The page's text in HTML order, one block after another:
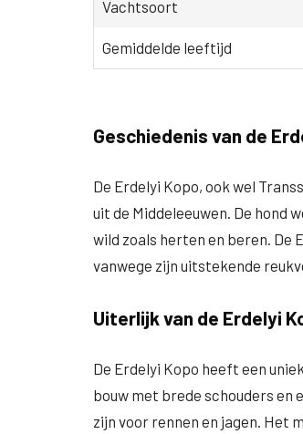
Vachtsoort
Gemiddelde leeftijd
Geschiedenis van de
De Erdelyi Kopo, ook wel
uit de Middeleeuwen. De hond
wild zoals herten en beren. De
vanwege zijn uitstekende
Uiterlijk van de Erdelyi
De Erdelyi Kopo heeft een
bouw met brede schouders en
zijn voor rennen en jagen. Het